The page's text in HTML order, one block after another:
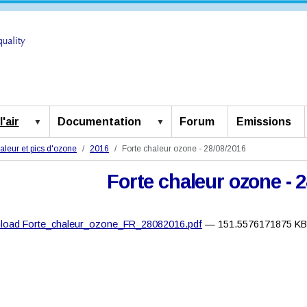
Documentation Forum Emissions
et pics d'ozone 2016 Forte chaleur ozone - 28/08/2016
Forte chaleur ozone -
Forte_chaleur_ozone_FR_28082016.pdf — 151.5576171875 KB